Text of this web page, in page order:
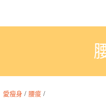
愛瘦身 / 腰痠 /